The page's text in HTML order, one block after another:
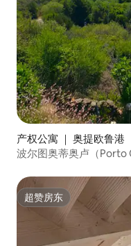
产权公寓 ｜ 奥提欧鲁港
波尔图奥蒂奥卢（
超赞房东
超赞房东